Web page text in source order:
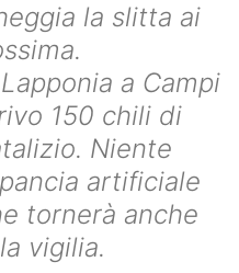
la slitta ai
a Campi
150 chili di
Niente
artificiale
tornerà anche
vigilia.